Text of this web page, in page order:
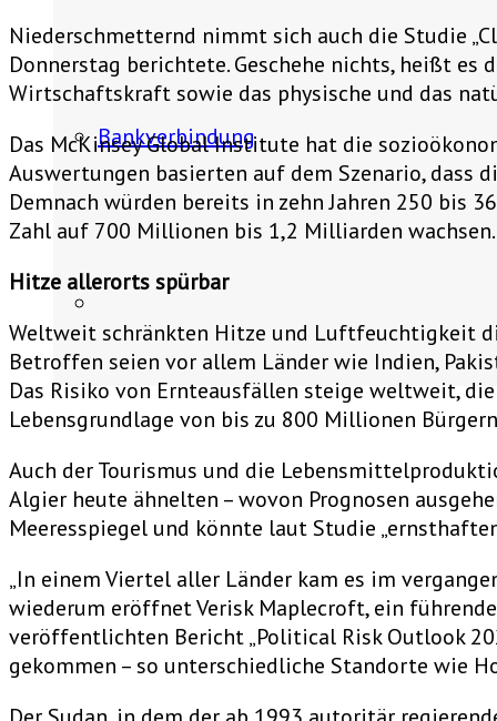
Bankverbindung
Niederschmetternd nimmt sich auch die Studie
Donnerstag berichtete. Geschehe nichts, heißt
Wirtschaftskraft sowie das physische und das
Das McKinsey Global Institute hat die
Auswertungen basierten auf dem Szenario, dass
Demnach würden bereits in zehn Jahren 250 bis
Zahl auf 700 Millionen bis 1,2 Milliarden wachsen.
Hitze allerorts spürbar
Weltweit schränkten Hitze und Luftfeuchtigkeit
Betroffen seien vor allem Länder wie Indien,
Das Risiko von Ernteausfällen steige weltweit,
Lebensgrundlage von bis zu 800 Millionen
Auch der Tourismus und die
Algier heute ähnelten – wovon Prognosen
Meeresspiegel und könnte laut Studie
„In einem Viertel aller Länder kam es im
wiederum eröffnet Verisk Maplecroft, ein
veröffentlichten Bericht „Political Risk Outlook
gekommen – so unterschiedliche Standorte wie